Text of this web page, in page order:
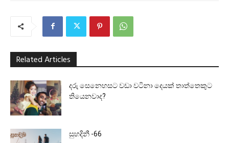
Related Articles
දරු සෙනෙහසට වඩා වටිනා දෙයක් තාත්තෙකුට
තියෙනවාද?
සුහදිනී -66